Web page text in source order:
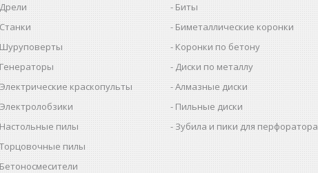
Дрели
Станки
Шуруповерты
Генераторы
Электрические краскопульты
Электролобзики
Настольные пилы
Торцовочные пилы
Бетоносмесители
Биты
Биметаллические коронки
Коронки по бетону
Диски по металлу
Алмазные диски
Пильные диски
Зубила и пики для перфоратора